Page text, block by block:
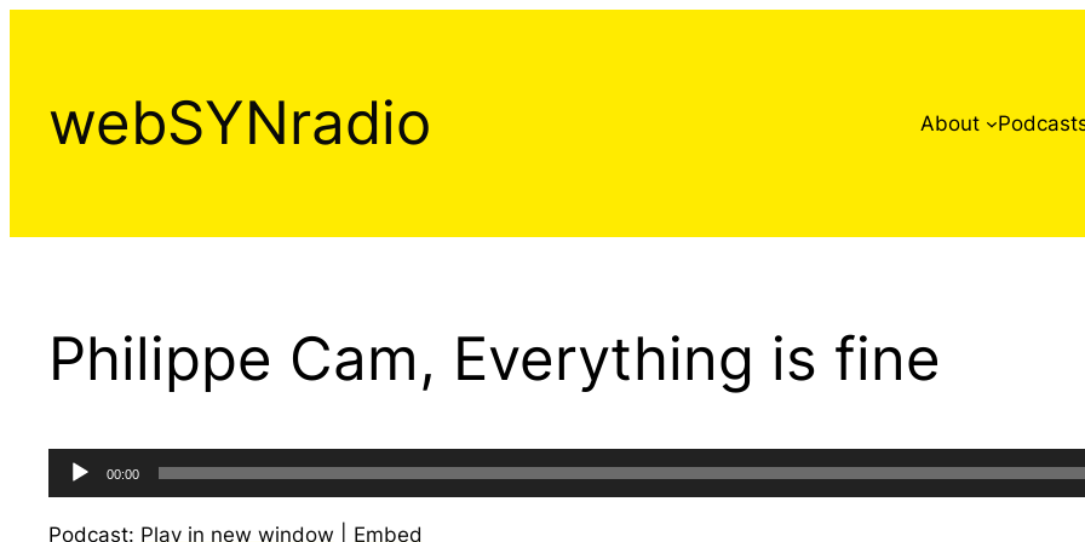
webSYNradio About
Philippe Cam, Everything is fine
Lecteur
audio
00:00
Podcast: Play in new window Embed